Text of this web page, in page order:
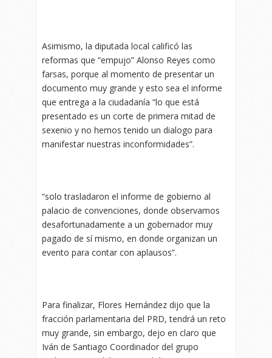
Asimismo, la diputada local calificó las
reformas que “empujo” Alonso Reyes como
farsas, porque al momento de presentar un
documento muy grande y esto sea el informe
que entrega a la ciudadanía “lo que está
presentado es un corte de primera mitad de
sexenio y no hemos tenido un dialogo para
manifestar nuestras inconformidades”.
“solo trasladaron el informe de gobierno al
palacio de convenciones, donde observamos
desafortunadamente a un gobernador muy
pagado de sí mismo, en donde organizan un
evento para contar con aplausos”.
Para finalizar, Flores Hernández dijo que la
fracción parlamentaria del PRD, tendrá un reto
muy grande, sin embargo, dejo en claro que
Iván de Santiago Coordinador del grupo